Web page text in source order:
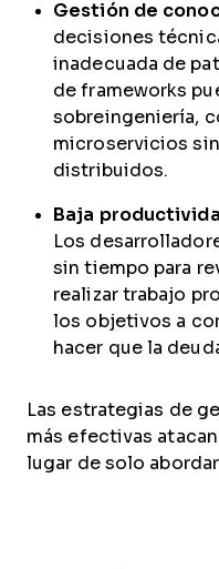
Gestión de
decisiones
inadecuada de
de frameworks
sobreingeniería,
microservicios
distribuidos.
Baja
Los
sin tiempo para
realizar trabajo
los objetivos a
hacer que la
Las estrategias de
más efectivas
lugar de solo